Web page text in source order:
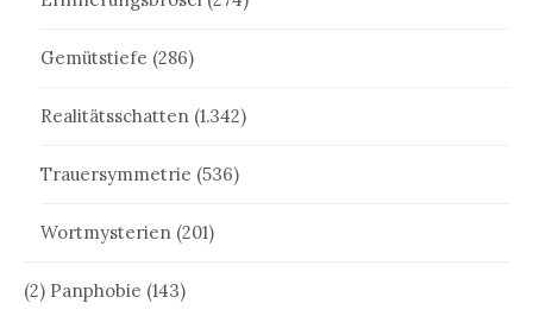
Gemütstiefe (286)
Realitätsschatten (1.342)
Trauersymmetrie (536)
Wortmysterien (201)
(2) Panphobie (143)